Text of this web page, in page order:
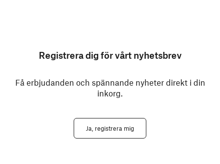
Registrera dig för vårt nyhetsbrev
Få erbjudanden och spännande nyheter direkt i din
inkorg.
Ja, registrera mig